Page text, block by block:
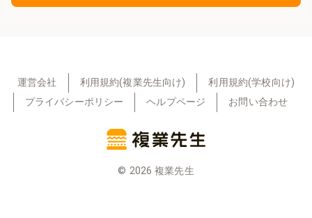
運営会社 利用規約(複業先生向け)
利用規約(学校向け)
プライバシーポリシー
ヘルプページ お問い合わせ
© 2026 複業先生